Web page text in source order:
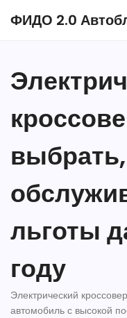
ФИДО 2.0
льготы
году
Электрический
автомобиль с высокой